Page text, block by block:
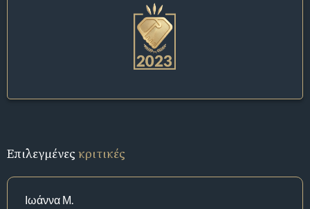
Επιλεγμένεςκριτικές
Ιωάννα Μ.